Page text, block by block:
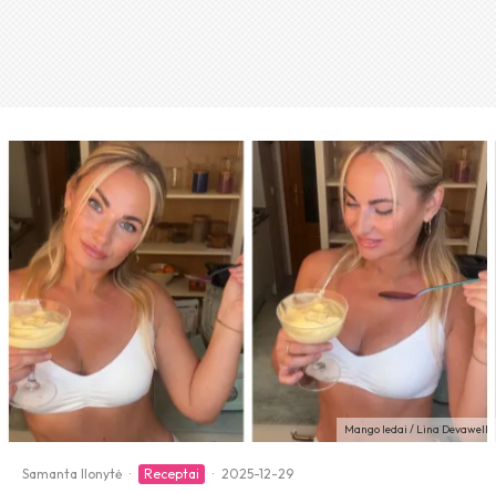
Mango ledai / Lina Devawell
Samanta Ilonytė · Receptai · 2025-12-29